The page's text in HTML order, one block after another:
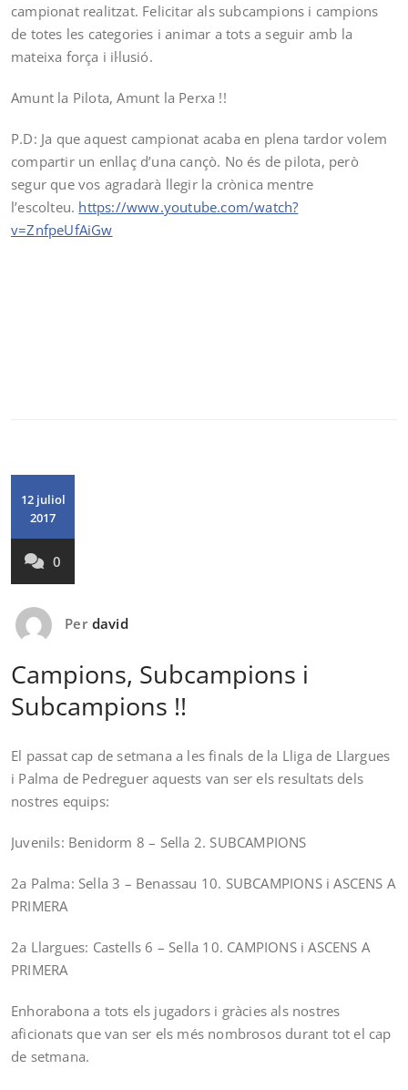
campionat realitzat. Felicitar als subcampions i campions
de totes les categories i animar a tots a seguir amb la
mateixa força i il·lusió.
Amunt la Pilota, Amunt la Perxa !!
P.D: Ja que aquest campionat acaba en plena tardor volem
compartir un enllaç d’una cançò. No és de pilota, però
segur que vos agradarà llegir la crònica mentre
l’escolteu. https://www.youtube.com/watch?
v=ZnfpeUfAiGw
12 juliol
2017
0
Per david
Campions, Subcampions i
Subcampions !!
El passat cap de setmana a les finals de la Lliga de Llargues
i Palma de Pedreguer aquests van ser els resultats dels
nostres equips:
Juvenils: Benidorm 8 – Sella 2. SUBCAMPIONS
2a Palma: Sella 3 – Benassau 10. SUBCAMPIONS i ASCENS A
PRIMERA
2a Llargues: Castells 6 – Sella 10. CAMPIONS i ASCENS A
PRIMERA
Enhorabona a tots els jugadors i gràcies als nostres
aficionats que van ser els més nombrosos durant tot el cap
de setmana.